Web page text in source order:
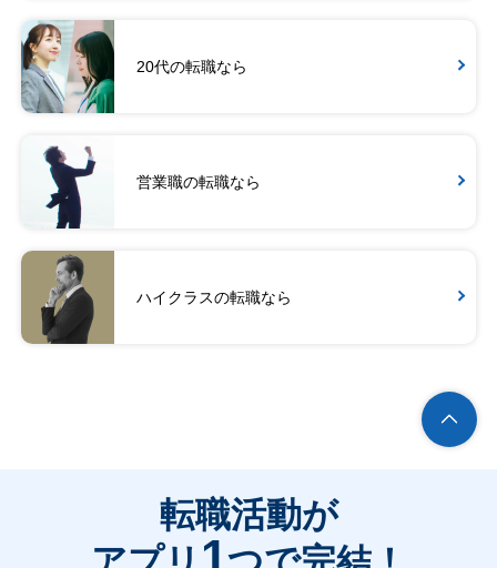
20代の転職なら
営業職の転職なら
ハイクラスの転職なら
転職活動が
1